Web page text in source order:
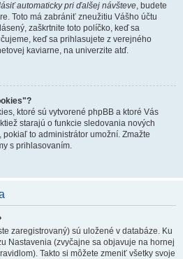
automaticky pri ďalšej návšteve, budete
Toto má zabrániť zneužitiu Vášho účtu
zaškrtnite toto políčko, keď sa
keď sa prihlasujete z verejného
kaviarne, na univerzite atď.
ktoré sú vytvorené phpBB a ktoré Vás
starajú o funkcie sledovania nových
to administrátor umožní. Zmažte
s prihlasovaním.
zaregistrovaný) sú uložené v databáze. Ku
Nastavenia (zvyčajne sa objavuje na hornej
Takto si môžete zmeniť všetky svoje